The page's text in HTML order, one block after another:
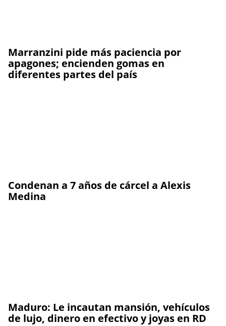
Marranzini pide más paciencia por
apagones; encienden gomas en
diferentes partes del país
Condenan a 7 años de cárcel a Alexis
Medina
Maduro: Le incautan mansión, vehículos
de lujo, dinero en efectivo y joyas en RD